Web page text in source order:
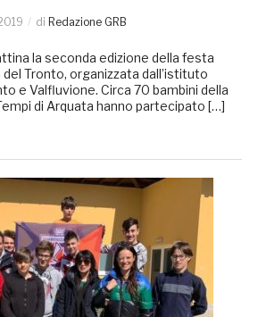
di Redazione GRB
la seconda edizione della festa
Tronto, organizzata dall’istituto
e Valfluvione. Circa 70 bambini della
di Arquata hanno partecipato […]